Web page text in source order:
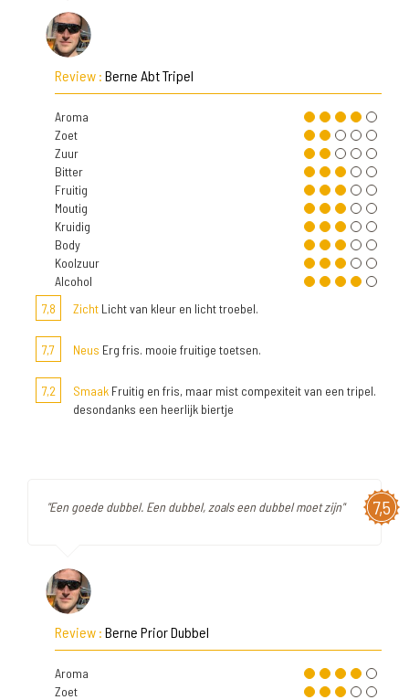
Review : Berne Abt Tripel
Aroma
Zoet
Zuur
Bitter
Fruitig
Moutig
Kruidig
Body
Koolzuur
Alcohol
7,8
Zicht Licht van kleur en licht troebel.
7,7 Neus Erg fris. mooie fruitige toetsen.
7,2 Smaak Fruitig en fris, maar mist compexiteit van een tripel.
desondanks een heerlijk biertje
7,5
"Een goede dubbel. Een dubbel, zoals een dubbel moet zijn"
Review : Berne Prior Dubbel
Aroma
Zoet